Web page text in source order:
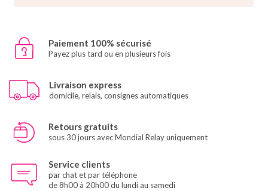
Paiement 100% sécurisé
Payez plus tard ou en plusieurs fois
Livraison express
domicile, relais, consignes automatiques
Retours gratuits
sous 30 jours avec Mondial Relay uniquement
Service clients
par chat et par téléphone
de 8h00 à 20h00 du lundi au samedi